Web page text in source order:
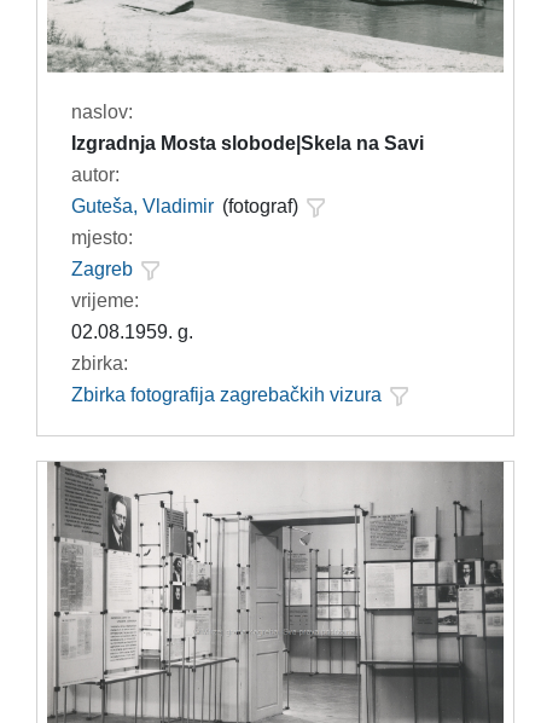
naslov:
Izgradnja Mosta slobode|Skela na Savi
autor:
Guteša, Vladimir (fotograf)
mjesto:
Zagreb
vrijeme:
02.08.1959. g.
zbirka:
Zbirka fotografija zagrebačkih vizura